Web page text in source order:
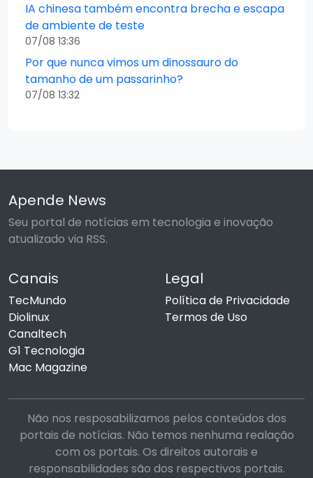
IA chinesa também encontra brecha e escapa
de ambiente de teste
07/08 13:36
Por que nunca vimos um dinossauro do
tamanho de um passarinho?
07/08 13:32
Apende News
Seu portal de notícias em tecnologia e inovação
atualizado via RSS.
Canais
TecMundo
Diolinux
Canaltech
G1 Tecnologia
Mac Magazine
Legal
Política de Privacidade
Termos de Uso
Não nos resposabilizamos pelos conteúdos dos
portais de notícias. Não temos nenhuma realação
com os portais. Os direitos autorais e
responsabilidades são dos respectivos portais.